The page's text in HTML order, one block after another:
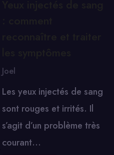
Joel
Les yeux injectés de sang
sont rouges et irrités. Il
s’agit d’un problème très
courant…